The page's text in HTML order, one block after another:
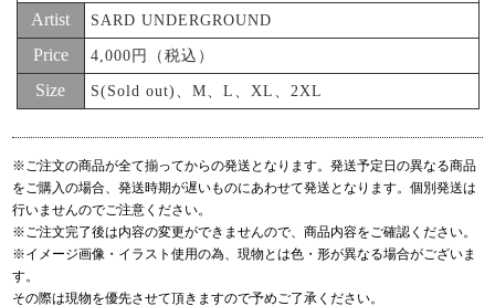
Artist SARD UNDERGROUND
Price 4,000円（税込）
Size S(Sold out)、M、L、XL、2XL
※ご注文の商品が全て揃ってからの発送となります。発送予定日の異なる商品
をご購入の場合、発送時期が遅いものにあわせて発送となります。個別発送は
行いませんのでご注意ください。
※ご注文完了後は内容の変更ができませんので、商品内容をご確認ください。
※イメージ画像・イラスト使用の為、現物とは色・形が異なる場合がございま
す。
その際は現物を優先させて頂きますので予めご了承ください。